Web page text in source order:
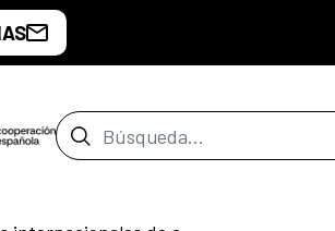
Barra de búsqueda